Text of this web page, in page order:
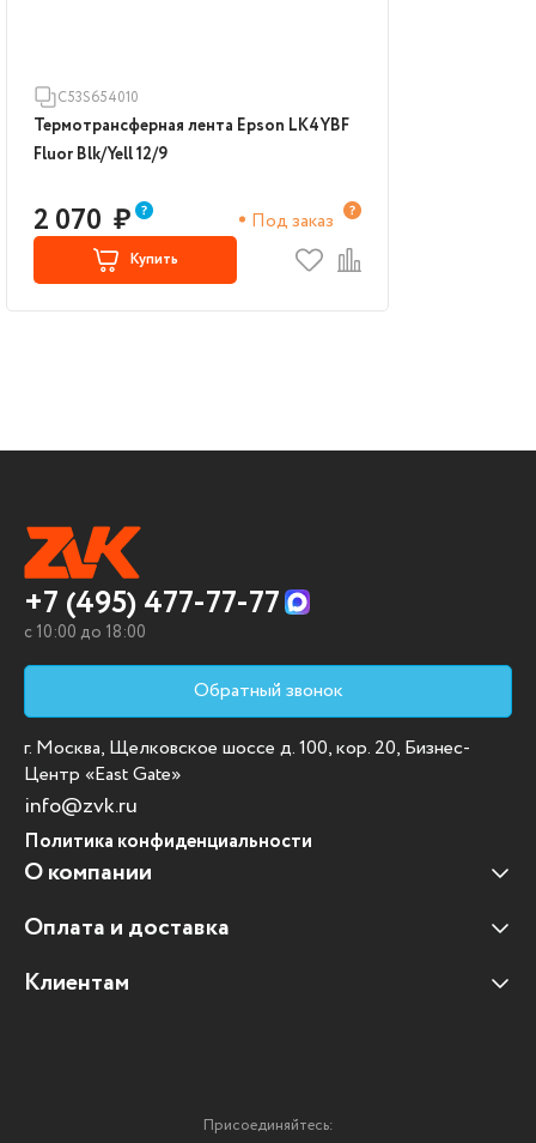
C53S654010
Термотрансферная лента Epson LK4YBF
Fluor Blk/Yell 12/9
2 070 ₽ Под заказ
Купить
+7 (495) 477-77-77
c 10:00 до 18:00
Обратный звонок
г. Москва, Щелковское шоссе д. 100, кор. 20, Бизнес-
Центр «East Gate»
info@zvk.ru
Политика конфиденциальности
О компании
Наши клиенты
Отзывы клиентов
Оплата и доставка
Оплата и доставка
Клиентам
Мультимедийное оборудование
Присоединяйтесь: